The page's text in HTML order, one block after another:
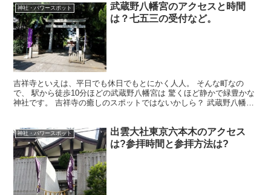
神社・パワースポット
武蔵野八幡宮のアクセスと時間
は？七五三の受付など。
吉祥寺といえは、平日でも休日でもとにかく人人。 そんな町なの
で、 駅から徒歩10分ほどの武蔵野八幡宮は 驚くほど静かで緑豊かな
神社です。 吉祥寺の癒しのスポットではないかしら？ 武蔵野八幡宮
神社・パワースポット
出雲大社東京六本木のアクセス
は?参拝時間と参拝方法は?